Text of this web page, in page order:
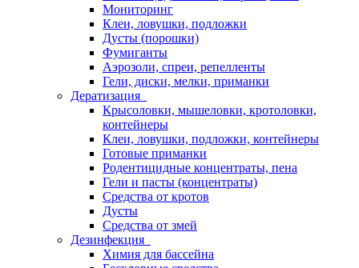
Мониторинг
Клеи, ловушки, подложки
Дусты (порошки)
Фумиганты
Аэрозоли, спреи, репелленты
Гели, диски, мелки, приманки
Дератизация
Крысоловки, мышеловки, кротоловки,
контейнеры
Клеи, ловушки, подложки, контейнеры
Готовые приманки
Родентицидные концентраты, пена
Гели и пасты (концентраты)
Средства от кротов
Дусты
Средства от змей
Дезинфекция
Химия для бассейна